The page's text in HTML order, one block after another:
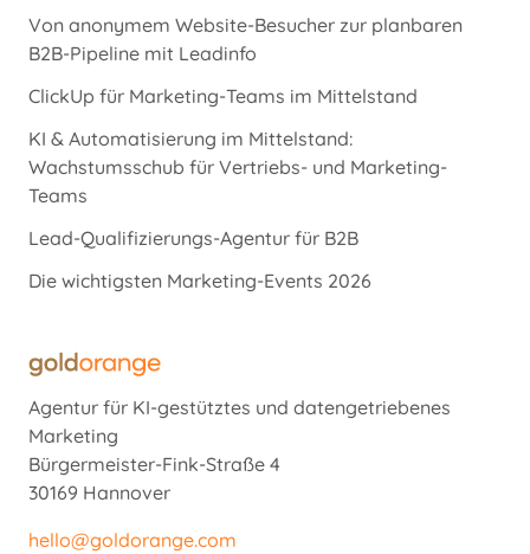
Von anonymem Website-Besucher zur planbaren
B2B-Pipeline mit Leadinfo
ClickUp für Marketing-Teams im Mittelstand
KI & Automatisierung im Mittelstand:
Wachstumsschub für Vertriebs- und Marketing-
Teams
Lead-Qualifizierungs-Agentur für B2B
Die wichtigsten Marketing-Events 2026
Agentur für KI-gestütztes und datengetriebenes
Marketing
Bürgermeister-Fink-Straße 4
30169 Hannover
hello@goldorange.com